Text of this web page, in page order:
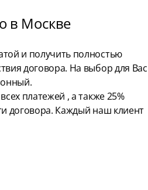
в Москве
и получить полностью
договора. На выбор для Вас
платежей , а также 25%
договора. Каждый наш клиент